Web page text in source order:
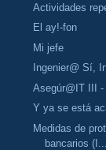
Actividades
El ay!-fon
Mi jefe
Ingenier@ Sí,
Asegúr@IT III
Y ya se está
Medidas de
bancarios (I...